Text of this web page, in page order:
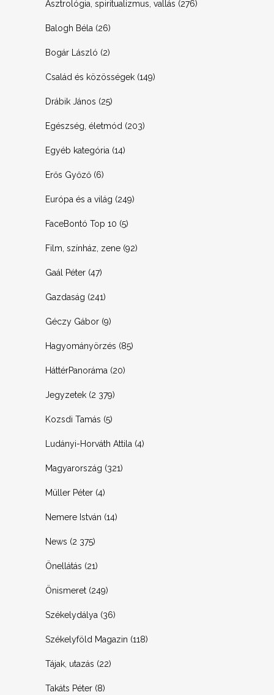
Asztrológia, spiritualizmus, vallás (276)
Balogh Béla (26)
Bogár László (2)
Család és közösségek (149)
Drábik János (25)
Egészség, életmód (203)
Egyéb kategória (14)
Erős Győző (6)
Európa és a világ (249)
FaceBontó Top 10 (5)
Film, színház, zene (92)
Gaál Péter (47)
Gazdaság (241)
Géczy Gábor (9)
Hagyományörzés (85)
HáttérPanoráma (20)
Jegyzetek (2 379)
Kozsdi Tamás (5)
Ludányi-Horváth Attila (4)
Magyarország (321)
Müller Péter (4)
Nemere István (14)
News (2 375)
Önellátás (21)
Önismeret (249)
Székelydálya (36)
Székelyföld Magazin (118)
Tájak, utazás (22)
Takáts Péter (8)